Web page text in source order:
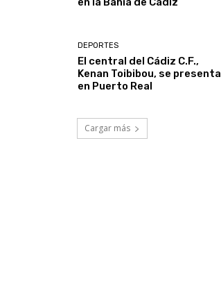
DEPORTES
El central del Cádiz C.F.,
Kenan Toibibou, se presenta
en Puerto Real
Cargar más